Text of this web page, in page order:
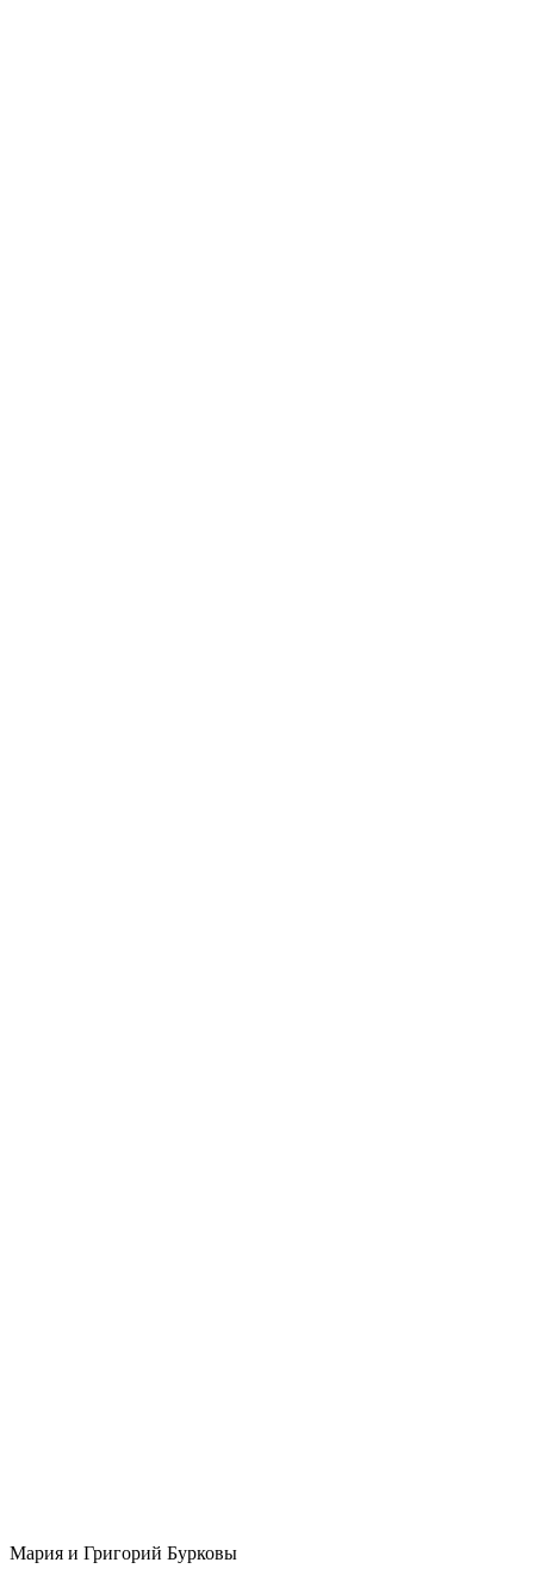
Мария и Григорий Бурковы